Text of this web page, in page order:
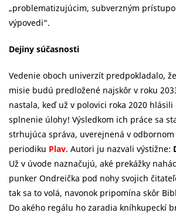
„problematizujúcim, subverzným
výpovedi“.
Dejiny súčasnosti
Vedenie oboch univerzít predpokladalo,
misie budú predložené najskôr v roku
nastala, keď už v polovici roka 2020
splnenie úlohy! Výsledkom ich práce sa
strhujúca správa, uverejnená v
periodiku Plav. Autori ju nazvali výstižne:
Už v úvode naznačujú, aké prekážky
punker Ondreička pod nohy svojich
tak sa to volá, navonok pripomína skôr
Do akého regálu ho zaradia kníhkupeckí